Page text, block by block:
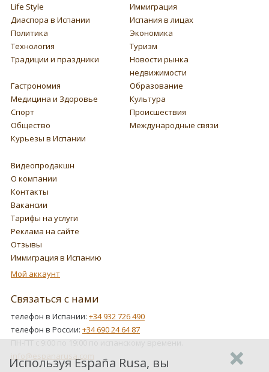
Life Style
Иммиграция
Диаспора в Испании
Испания в лицах
Политика
Экономика
Технология
Туризм
Традиции и праздники
Новости рынка
недвижимости
Гастрономия
Образование
Медицина и Здоровье
Культура
Спорт
Происшествия
Общество
Международные связи
Курьезы в Испании
Видеопродакшн
О компании
Контакты
Вакансии
Тарифы на услуги
Реклама на сайте
Отзывы
Иммиграция в Испанию
Мой аккаунт
Связаться с нами
телефон в Испании: +34 932 726 490
телефон в России: +34 690 24 64 87
info@espanarusa.com
Используя España Rusa, вы